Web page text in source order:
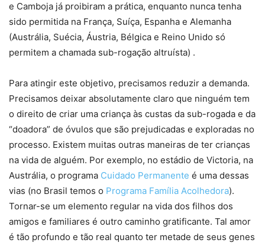
e Camboja já proibiram a prática, enquanto nunca tenha
sido permitida na França, Suíça, Espanha e Alemanha
(Austrália, Suécia, Áustria, Bélgica e Reino Unido só
permitem a chamada sub-rogação altruísta) .
Para atingir este objetivo, precisamos reduzir a demanda.
Precisamos deixar absolutamente claro que ninguém tem
o direito de criar uma criança às custas da sub-rogada e da
“doadora” de óvulos que são prejudicadas e exploradas no
processo. Existem muitas outras maneiras de ter crianças
na vida de alguém. Por exemplo, no estádio de Victoria, na
Austrália, o programa Cuidado Permanente é uma dessas
vias (no Brasil temos o Programa Família Acolhedora).
Tornar-se um elemento regular na vida dos filhos dos
amigos e familiares é outro caminho gratificante. Tal amor
é tão profundo e tão real quanto ter metade de seus genes